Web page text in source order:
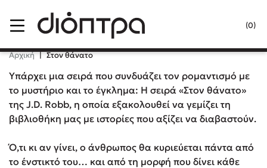
(0)
Κλείσιμο
Δημοφιλή Βιβλία
Lidia Branković
Το ξενοδοχείο των συναισθημάτων
Αρχική | Στον θάνατο
Υπάρχει μια σειρά που συνδυάζει τον ρομαντισμό με
το μυστήριο και το έγκλημα: Η σειρά «Στον θάνατο»
της J.D. Robb, η οποία εξακολουθεί να γεμίζει τη
βιβλιοθήκη μας με ιστορίες που αξίζει να διαβαστούν.
Ό,τι κι αν γίνει, ο άνθρωπος θα κυριεύεται πάντα από
το ένστικτό του… και από τη μορφή που δίνει κάθε